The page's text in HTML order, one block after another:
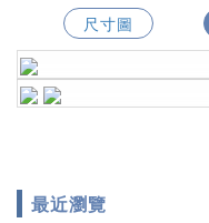
尺寸圖
最近瀏覽